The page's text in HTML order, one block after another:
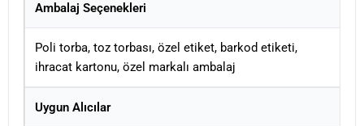
Ambalaj Seçenekleri
Poli torba, toz torbası, özel etiket, barkod etiketi,
ihracat kartonu, özel markalı ambalaj
Uygun Alıcılar